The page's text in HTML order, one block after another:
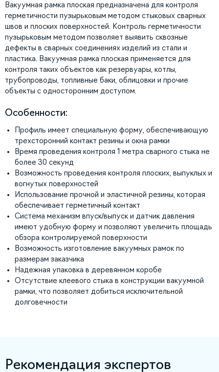
Вакуумная рамка плоская предназначена для контроля
герметичности пузырьковым методом стыковых сварных
швов и плоских поверхностей. Контроль герметичности
пузырьковым методом позволяет выявить сквозные
дефекты в сварных соединениях изделий из стали и
пластика. Вакуумная рамка плоская применяется для
контроля таких объектов как резервуары, котлы,
трубопроводы, топливные баки, облицовки и прочие
объекты с односторонним доступом.
Особенности:
Профиль имеет специальную форму, обеспечивающую
трехсторонний контакт резины и окна рамки
Время проведения контроля 1 метра сварного стыка не
более 30 секунд
Возможность проведения контроля плоских, выпуклых и
вогнутых поверхностей
Использование прочной и эластичной резины, которая
обеспечивает герметичный контакт
Система механизм впуск/выпуск и датчик давления
имеют удобную форму и позволяют увеличить площадь
обзора контролируемой поверхности
Возможность изготовление вакуумных рамок по
размерам заказчика
Надежная упаковка в деревянном коробе
Отсутствие клеевого стыка в конструкции вакуумной
рамки, что позволяет добиться исключительной
долговечности
Рекомендация экспертов